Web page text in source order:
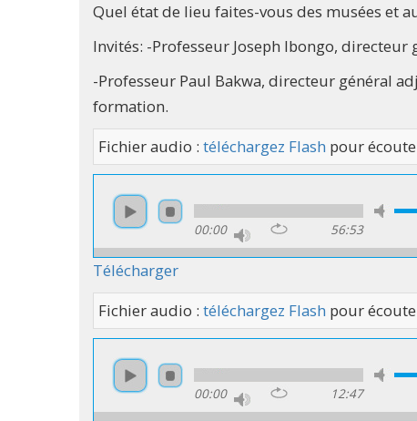
Quel état de lieu faites-vous des musées et
Invités: -Professeur Joseph Ibongo,
-Professeur Paul Bakwa, directeur général
formation.
Fichier audio : téléchargez Flash pour
00:00 56:53
Télécharger
Fichier audio : téléchargez Flash pour
00:00 12:47